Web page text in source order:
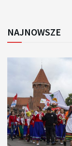
NAJNOWSZE